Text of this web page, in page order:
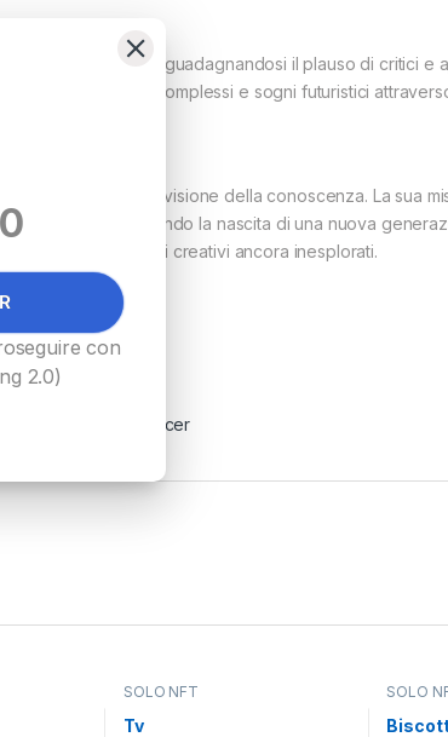
internazionale, guadagnandosi il plauso di critici e
concetti complessi e sogni futuristici
e della condivisione della conoscenza. La sua
incoraggiando la nascita di una nuova
esplorare mondi creativi ancora inesplorati.
max skydancer
SOLO NFT
Tv
SOLO
con
2.0)